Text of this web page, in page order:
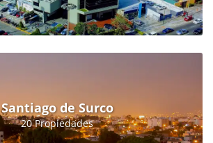
Santiago de Surco
20 Propiedades